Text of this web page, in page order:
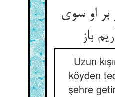
بر او سوی
باز
Uzun
köyden
şehre